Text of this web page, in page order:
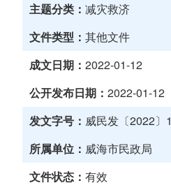
主题分类：减灾救济
文件类型：其他文件
成文日期：2022-01-12
公开发布日期：2022-01-12
发文字号： 威民发〔2022〕
所属单位： 威海市民政局
文件状态：有效